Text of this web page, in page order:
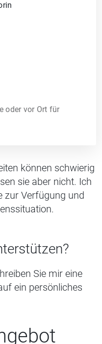
oder vor Ort für
können schwierig
sie aber nicht. Ich
zur Verfügung und
Sie mir eine
ein persönliches